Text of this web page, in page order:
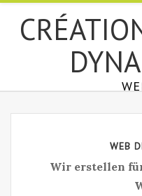
WEB
Wir erstellen